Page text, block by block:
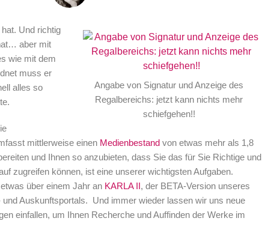
Angabe von Signatur und Anzeige des
Regalbereichs: jetzt kann nichts mehr
schiefgehen!!
Und richtig
aber mit
wie mit dem
muss er
alles so
mittlerweise einen Medienbestand von etwas mehr als 1,8
und Ihnen so anzubieten, dass Sie das für Sie Richtige und
zugreifen können, ist eine unserer wichtigsten Aufgaben.
über einem Jahr an KARLA II , der BETA-Version unseres
Auskunftsportals. Und immer wieder lassen wir uns neue
einfallen, um Ihnen Recherche und Auffinden der Werke im